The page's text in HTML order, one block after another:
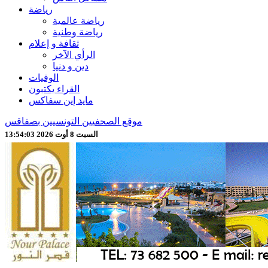
رياضة
رياضة عالمية
رياضة وطنية
ثقافة و إعلام
الرأي الآخر
دين و دنيا
الوفيات
القراء يكتبون
مايد إين سفاكس
موقع الصحفيين التونسيين بصفاقس
السبت 8 أوت 2026 13:54:06